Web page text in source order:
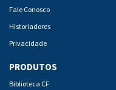
Fale Conosco
Historiadores
Privacidade
PRODUTOS
Biblioteca CF